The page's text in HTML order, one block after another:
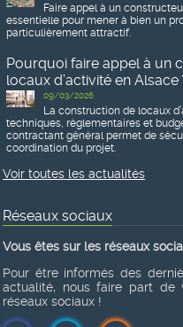
Faire appel à un
essentielle pour mener à bien un
particulièrement attractif.
Pourquoi faire appel à un
locaux d’activité en Alsace
09/03/2026
La construction de locaux
techniques, réglementaires et
contractant général permet de
coordination du projet.
Voir toutes les actualités
Réseaux sociaux
Vous êtes sur les réseaux
Pour être informés des
actualité, nous faire part de
réseaux sociaux !